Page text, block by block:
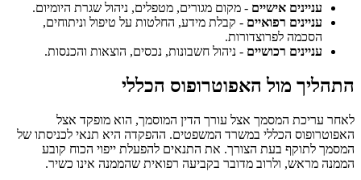
עניינים אישיים - מקום מגורים, מטפלים, ניהול שגרת היומיום.
עניינים רפואיים - קבלת מידע, החלטות על טיפול וניתוחים,
הסכמה לפרוצדורות.
עניינים רכושיים - ניהול חשבונות, נכסים, הוצאות והכנסות.
התהליך מול האפוטרופוס הכללי
לאחר עריכת המסמך אצל עורך הדין המוסמך, הוא מופקד אצל
האפוטרופוס הכללי במשרד המשפטים. ההפקדה היא תנאי לכניסתו של
המסמך לתוקף בעת הצורך. את התנאים להפעלת ייפוי הכוח קובע
הממנה מראש, ולרוב מדובר בקביעה רפואית שהממנה אינו כשיר.